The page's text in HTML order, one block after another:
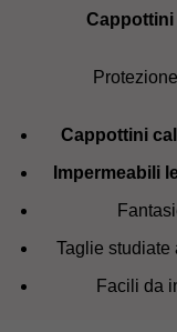
Cappottini
Cappottini
Impermeabili
Taglie studiate
Facili da